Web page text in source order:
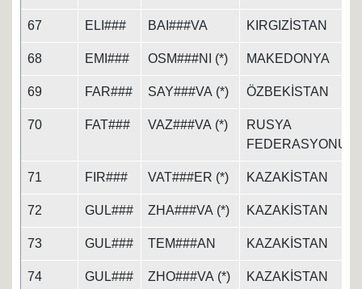
67 ELI### BAI###VA KIRGIZİSTAN
68 EMI### OSM###NI (*) MAKEDONYA
69 FAR### SAY###VA (*) ÖZBEKİSTAN
70 FAT### VAZ###VA (*)
RUSYA
FEDERASYONU
71 FIR### VAT###ER (*) KAZAKİSTAN
72 GUL### ZHA###VA (*) KAZAKİSTAN
73 GUL### TEM###AN KAZAKİSTAN
74 GUL### ZHO###VA (*) KAZAKİSTAN